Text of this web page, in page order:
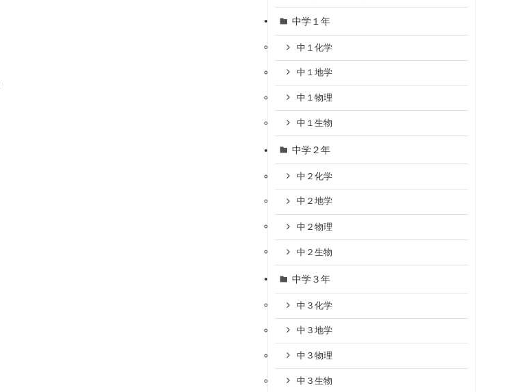
中学１年
中１化学
中１地学
中１物理
中１生物
中学２年
中２化学
中２地学
中２物理
中２生物
中学３年
中３化学
中３地学
中３物理
中３生物